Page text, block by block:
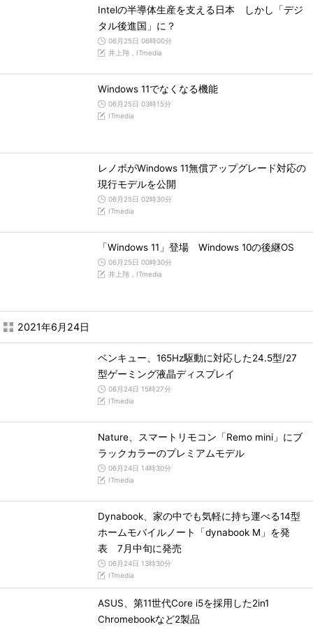
Intelの半導体生産を支える日本 しかし「デジ
タル後進国」に？
06月25日 06時00分
井上翔，ITmedia
Windows 11でなくなる機能
06月25日 03時15分
ITmedia
レノボがWindows 11無償アップグレード対応の
現行モデルを公開
06月25日 02時30分
ITmedia
「Windows 11」登場 Windows 10の後継OS
06月25日 00時30分
井上翔，ITmedia
2021年6月24日
ベンキュー、165Hz駆動に対応した24.5型/27
型ゲーミング液晶ディスプレイ
06月24日 15時27分
ITmedia
Nature、スマートリモコン「Remo mini」にブ
ラックカラーのプレミアムモデル
06月24日 14時30分
ITmedia
Dynabook、家の中でも気軽に持ち運べる14型
ホームモバイルノート「dynabook M」を発
表 7月中旬に発売
06月24日 13時30分
ITmedia
ASUS、第11世代Core i5を採用した2in1
Chromebookなど2製品